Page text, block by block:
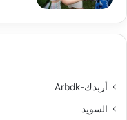
أربدك-Arbdk
السويد